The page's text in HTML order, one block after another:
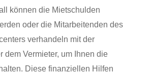
können die Mietschulden
oder die Mitarbeitenden des
verhandeln mit der
dem Vermieter, um Ihnen die
Diese finanziellen Hilfen